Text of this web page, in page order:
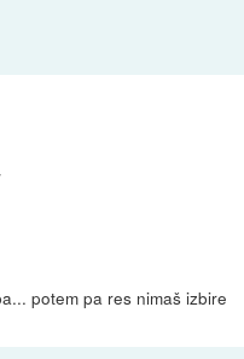
potem pa res nimaš izbire